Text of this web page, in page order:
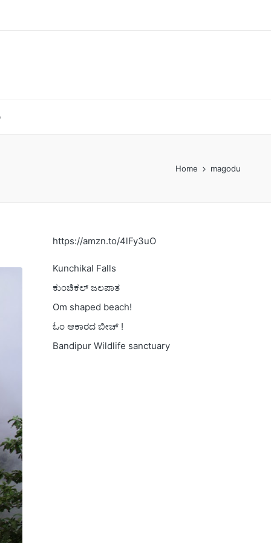
Home magodu
https://amzn.to/4lFy3uO
Kunchikal Falls
ಕುಂಚಿಕಲ್ ಜಲಪಾತ
Om shaped beach!
ಓಂ ಆಕಾರದ ಬೀಚ್ !
Bandipur Wildlife sanctuary